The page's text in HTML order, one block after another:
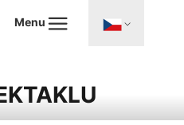
Menu